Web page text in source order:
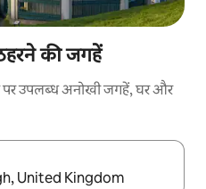
की जगहें
पर उपलब्ध अनोखी जगहें, घर और
'ऐरो की' का इस्तेमाल करके नेविगेट